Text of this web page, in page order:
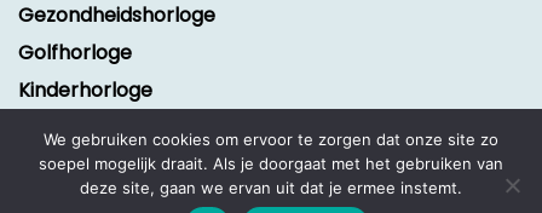
Gezondheidshorloge
Golfhorloge
Kinderhorloge
Smartwatch
Sporthorloge
Activity tracker
We gebruiken cookies om ervoor te zorgen dat onze site zo
soepel mogelijk draait. Als je doorgaat met het gebruiken van
deze site, gaan we ervan uit dat je ermee instemt.